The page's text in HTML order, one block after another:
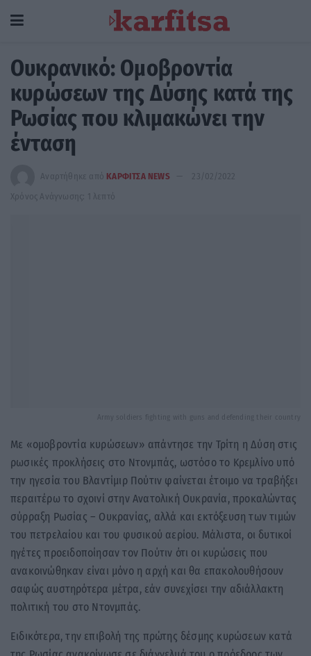
Ουκρανικό: Ομοβροντία
κυρώσεων της Δύσης κατά της
Ρωσίας που κλιμακώνει την
ένταση
Αναρτήθηκε από ΚΑΡΦΙΤΣΑ NEWS
23/02/2022
Χρόνος Ανάγνωσης: 1 λεπτό
Army soldiers fighting with guns and defending their country
Με «ομοβροντία κυρώσεων» απάντησε την Τρίτη η Δύση στις
ρωσικές προκλήσεις στο Ντονμπάς, ωστόσο το Κρεμλίνο υπό
την ηγεσία του Βλαντίμιρ Πούτιν φαίνεται έτοιμο να τραβήξει
περαιτέρω το σχοινί στην Ανατολική Ουκρανία, προκαλώντας
σύρραξη Ρωσίας – Ουκρανίας, αλλά και εκτόξευση των τιμών
του πετρελαίου και του φυσικού αερίου. Μάλιστα, οι δυτικοί
ηγέτες προειδοποίησαν τον Πούτιν ότι οι κυρώσεις που
ανακοινώθηκαν είναι μόνο η αρχή και θα επακολουθήσουν
σαφώς αυστηρότερα μέτρα, εάν συνεχίσει την αδιάλλακτη
πολιτική του στο Ντονμπάς.
Ειδικότερα, την επιβολή της πρώτης δέσμης κυρώσεων κατά